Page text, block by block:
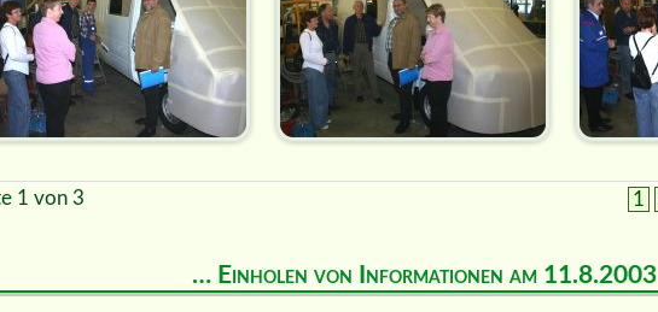
1 von 3 1
… Einholen von Informationen am 11.8.2003